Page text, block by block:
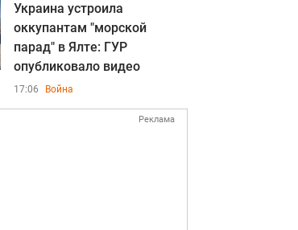
Украина устроила
оккупантам "морской
парад" в Ялте: ГУР
опубликовало видео
17:06 Война
Реклама